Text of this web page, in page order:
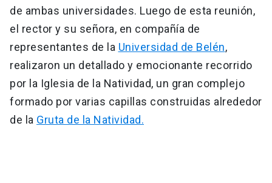
de ambas universidades. Luego de esta reunión,
el rector y su señora, en compañía de
representantes de la Universidad de Belén,
realizaron un detallado y emocionante recorrido
por la Iglesia de la Natividad, un gran complejo
formado por varias capillas construidas alrededor
de la Gruta de la Natividad.